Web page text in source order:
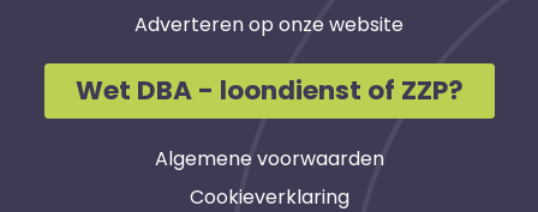
Adverteren op onze website
Wet DBA - loondienst of ZZP?
Algemene voorwaarden
Cookieverklaring